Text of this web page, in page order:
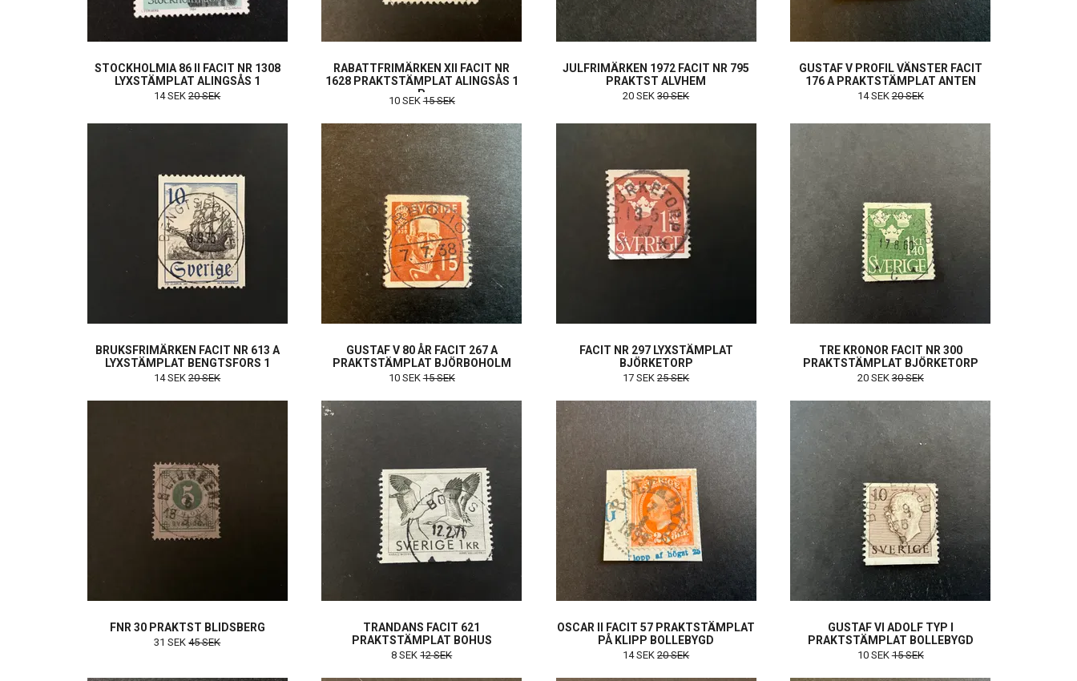
STOCKHOLMIA 86 II FACIT NR 1308
LYXSTÄMPLAT ALINGSÅS 1
14 SEK20 SEK
RABATTFRIMÄRKEN XII FACIT NR
1628 PRAKTSTÄMPLAT ALINGSÅS 1
P
10 SEK15 SEK
JULFRIMÄRKEN 1972 FACIT NR 795
PRAKTST ALVHEM
20 SEK30 SEK
GUSTAF V PROFIL VÄNSTER FACIT
176 A PRAKTSTÄMPLAT ANTEN
14 SEK20 SEK
BRUKSFRIMÄRKEN FACIT NR 613 A
LYXSTÄMPLAT BENGTSFORS 1
14 SEK20 SEK
GUSTAF V 80 ÅR FACIT 267 A
PRAKTSTÄMPLAT BJÖRBOHOLM
10 SEK15 SEK
FACIT NR 297 LYXSTÄMPLAT
BJÖRKETORP
17 SEK25 SEK
TRE KRONOR FACIT NR 300
PRAKTSTÄMPLAT BJÖRKETORP
20 SEK30 SEK
FNR 30 PRAKTST BLIDSBERG
31 SEK45 SEK
TRANDANS FACIT 621
PRAKTSTÄMPLAT BOHUS
8 SEK12 SEK
OSCAR II FACIT 57 PRAKTSTÄMPLAT
PÅ KLIPP BOLLEBYGD
14 SEK20 SEK
GUSTAF VI ADOLF TYP I
PRAKTSTÄMPLAT BOLLEBYGD
10 SEK15 SEK